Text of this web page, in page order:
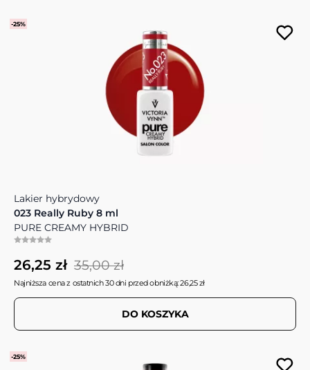
-25%
Lakier hybrydowy
023 Really Ruby 8 ml
PURE CREAMY HYBRID
26,25 zł 35,00 zł
Najniższa cena z ostatnich 30 dni przed obniżką: 26,25 zł
DO KOSZYKA
-25%